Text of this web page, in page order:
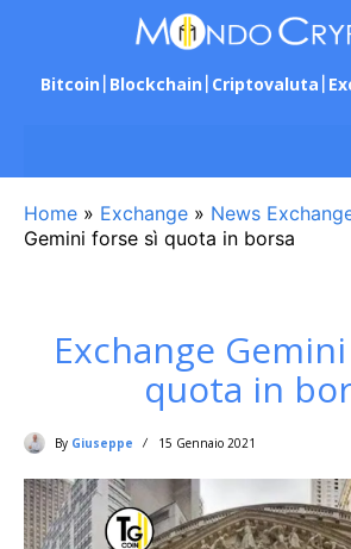
Bitcoin Blockchain Criptovaluta
Home » Exchange » News
Gemini forse sì quota in borsa
Exchange
quota in
By Giuseppe 15 Gennaio 2021